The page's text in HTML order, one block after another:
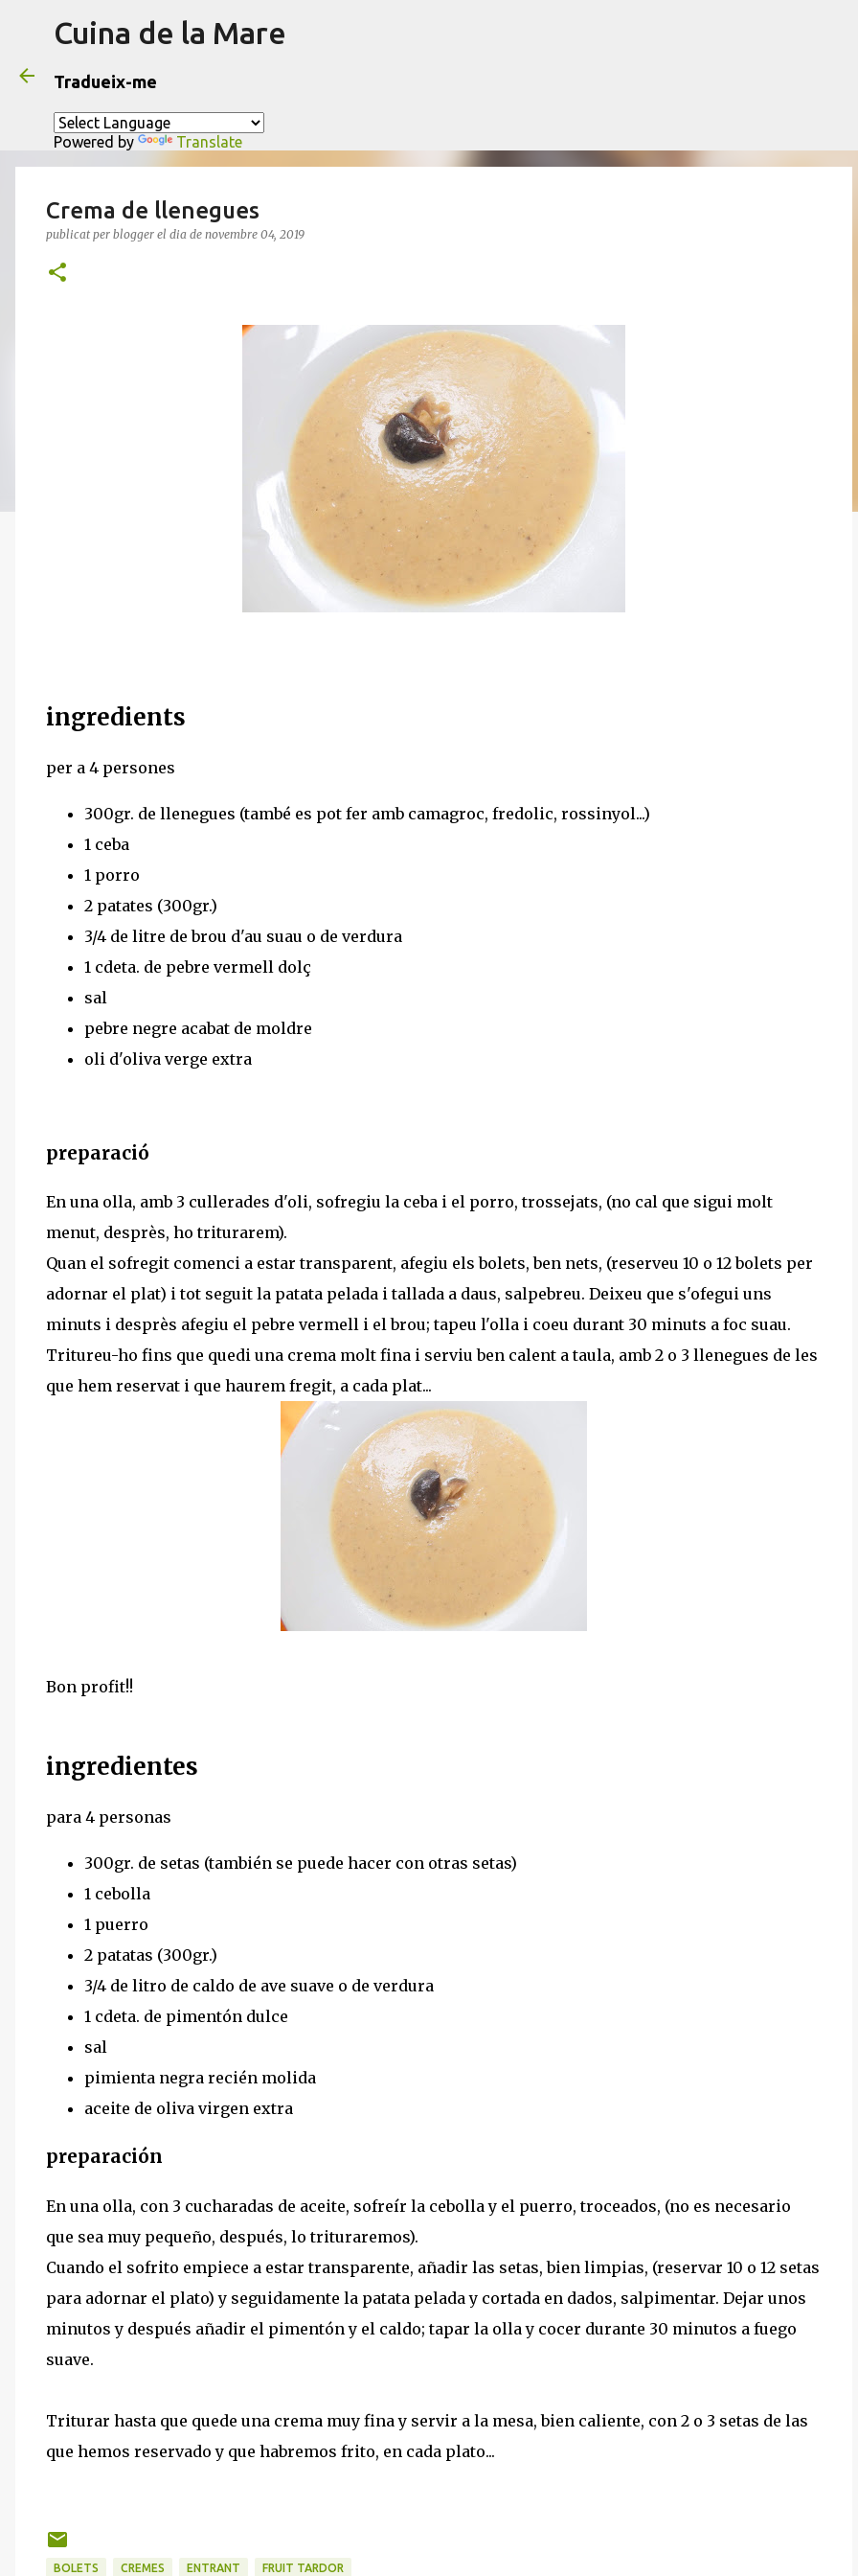
Cuina de la Mare
Tradueix-me
Powered by Translate
Crema de llenegues
publicat per blogger el dia de novembre 04, 2019
ingredients
per a 4 persones
300gr. de llenegues (també es pot fer amb camagroc, fredolic, rossinyol...)
1 ceba
1 porro
2 patates (300gr.)
3/4 de litre de brou d'au suau o de verdura
1 cdeta. de pebre vermell dolç
sal
pebre negre acabat de moldre
oli d'oliva verge extra
preparació
En una olla, amb 3 cullerades d'oli, sofregiu la ceba i el porro, trossejats, (no cal que sigui molt
menut, desprès, ho triturarem).
Quan el sofregit comenci a estar transparent, afegiu els bolets, ben nets, (reserveu 10 o 12 bolets per
adornar el plat) i tot seguit la patata pelada i tallada a daus, salpebreu. Deixeu que s'ofegui uns
minuts i desprès afegiu el pebre vermell i el brou; tapeu l'olla i coeu durant 30 minuts a foc suau.
Tritureu-ho fins que quedi una crema molt fina i serviu ben calent a taula, amb 2 o 3 llenegues de les
que hem reservat i que haurem fregit, a cada plat...
Bon profit!!
ingredientes
para 4 personas
300gr. de setas (también se puede hacer con otras setas)
1 cebolla
1 puerro
2 patatas (300gr.)
3/4 de litro de caldo de ave suave o de verdura
1 cdeta. de pimentón dulce
sal
pimienta negra recién molida
aceite de oliva virgen extra
preparación
En una olla, con 3 cucharadas de aceite, sofreír la cebolla y el puerro, troceados, (no es necesario
que sea muy pequeño, después, lo trituraremos).
Cuando el sofrito empiece a estar transparente, añadir las setas, bien limpias, (reservar 10 o 12 setas
para adornar el plato) y seguidamente la patata pelada y cortada en dados, salpimentar. Dejar unos
minutos y después añadir el pimentón y el caldo; tapar la olla y cocer durante 30 minutos a fuego
suave.
Triturar hasta que quede una crema muy fina y servir a la mesa, bien caliente, con 2 o 3 setas de las
que hemos reservado y que habremos frito, en cada plato...
BOLETS CREMES ENTRANT FRUIT TARDOR